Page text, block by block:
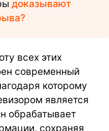
доказывают
всех этих
современный
которому
является
обрабатывает
сохраняя